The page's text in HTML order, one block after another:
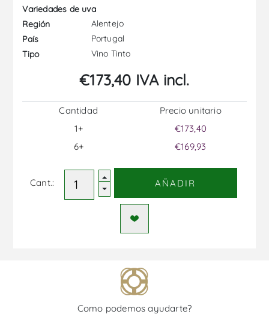
Variedades de uva
Región
Alentejo
País
Portugal
Tipo
Vino Tinto
€173,40 IVA incl.
Cantidad
1+
6+
Precio unitario
€173,40
€169,93
Cant.: AÑADIR
Como podemos ayudarte?